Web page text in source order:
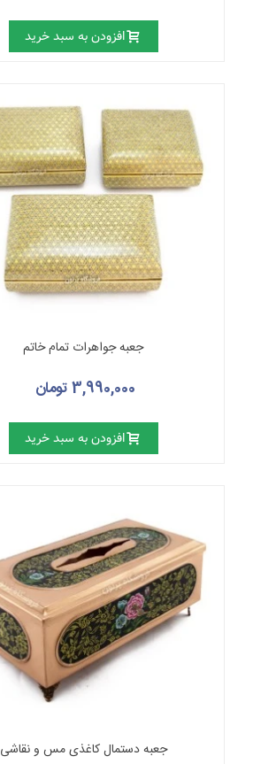
افزودن به سبد خرید
جعبه جواهرات تمام خاتم
3,990,000 تومان
افزودن به سبد خرید
جعبه دستمال کاغذی مس و نقاشی